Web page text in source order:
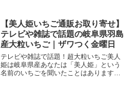
【美人姫いちご通販お取り寄せ】
テレビや雑誌で話題の岐阜県羽島
産大粒いちご｜ザワつく金曜日
テレビや雑誌で話題！超大粒いちご美人
姫は岐阜県産あなたは「美人姫」という
名前のいちごを聞いたことはあります